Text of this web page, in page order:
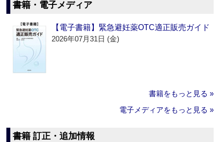
書籍・電子メディア
【電子書籍】緊急避妊薬OTC適正販売ガイド
2026年07月31日 (金)
書籍をもっと見る »
電子メディアをもっと見る »
書籍 訂正・追加情報